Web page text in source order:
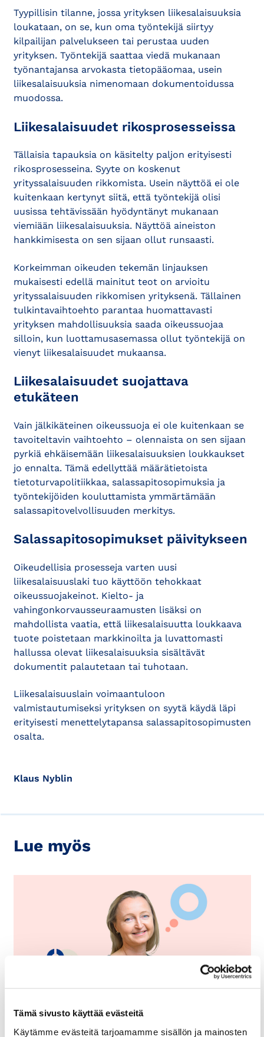
Tämä sivusto käyttää evästeitä
Käytämme evästeitä tarjoamamme sisällön ja mainosten
Tyypillisin tilanne, jossa yrityksen liikesalaisuuksia
loukataan, on se, kun oma työntekijä siirtyy
kilpailijan palvelukseen tai perustaa uuden
yrityksen. Työntekijä saattaa viedä mukanaan
työnantajansa arvokasta tietopääomaa, usein
liikesalaisuuksia nimenomaan dokumentoidussa
muodossa.
Liikesalaisuudet rikosprosesseissa
Tällaisia tapauksia on käsitelty paljon erityisesti
rikosprosesseina. Syyte on koskenut
yrityssalaisuuden rikkomista. Usein näyttöä ei ole
kuitenkaan kertynyt siitä, että työntekijä olisi
uusissa tehtävissään hyödyntänyt mukanaan
viemiään liikesalaisuuksia. Näyttöä aineiston
hankkimisesta on sen sijaan ollut runsaasti.
Korkeimman oikeuden tekemän linjauksen
mukaisesti edellä mainitut teot on arvioitu
yrityssalaisuuden rikkomisen yrityksenä. Tällainen
tulkinta­vaihtoehto parantaa huomattavasti
yrityksen mahdollisuuksia saada oikeussuojaa
silloin, kun luottamusasemassa ollut työntekijä on
vienyt liikesalaisuudet mukaansa.
Liikesalaisuudet suojattava
etukäteen
Vain jälkikäteinen oikeussuoja ei ole kuitenkaan se
tavoiteltavin vaihtoehto – olennaista on sen sijaan
pyrkiä ehkäisemään liikesalaisuuksien loukkauk­set
jo ennalta. Tämä edellyttää määrätietoista
tietoturvapolitiikkaa, salassapitosopimuksia ja
työntekijöiden kouluttamista ymmärtämään
salassapitovelvollisuuden merkitys.
Salassapitosopimukset päivitykseen
Oikeudellisia prosesseja varten uusi
liikesalaisuuslaki tuo käyttöön tehokkaat
oikeussuojakeinot. Kielto- ja
vahingonkorvausseuraamusten lisäksi on
mahdollista vaatia, että liikesalaisuutta loukkaava
tuote poistetaan markkinoilta ja luvattomasti
hallussa olevat liikesalaisuuksia sisältävät
dokumentit palautetaan tai tuhotaan.
Liikesalaisuuslain voimaantuloon
valmistautumiseksi yrityksen on syytä käydä läpi
erityisesti menettelytapansa salassapitosopimusten
osalta.
Klaus Nyblin
Lue myös
Viikon kysymys: Mistä saan